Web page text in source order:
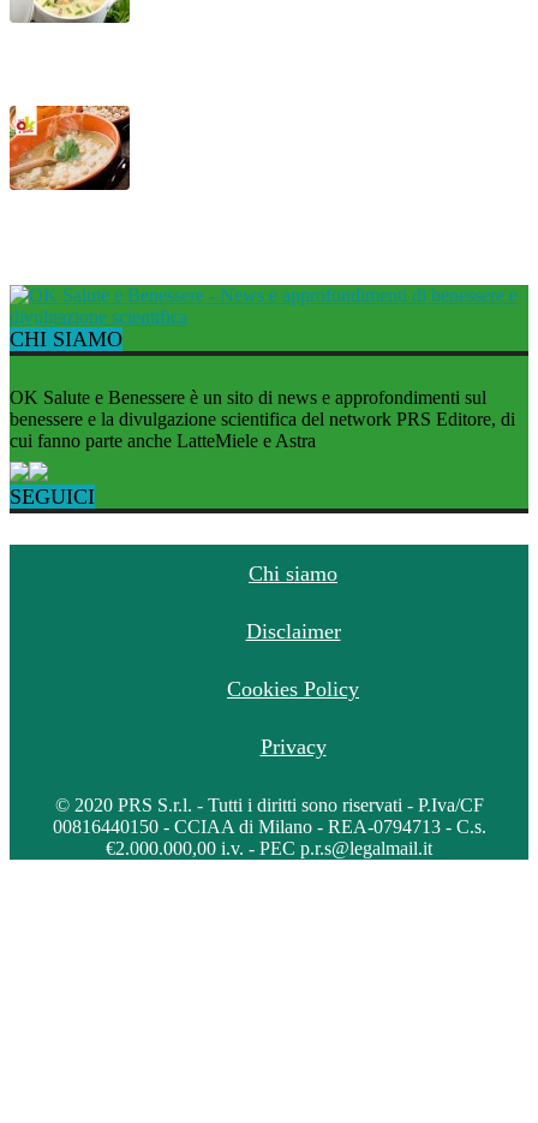
CHI SIAMO
OK Salute e Benessere è un sito di news e approfondimenti sul
benessere e la divulgazione scientifica del network PRS Editore, di
cui fanno parte anche LatteMiele e Astra
SEGUICI
Chi siamo
Disclaimer
Cookies Policy
Privacy
© 2020 PRS S.r.l. - Tutti i diritti sono riservati - P.Iva/CF
00816440150 - CCIAA di Milano - REA-0794713 - C.s.
€2.000.000,00 i.v. - PEC p.r.s@legalmail.it